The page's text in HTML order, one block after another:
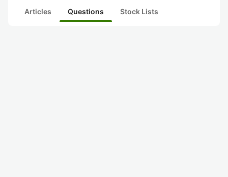
Articles Questions Stock Lists